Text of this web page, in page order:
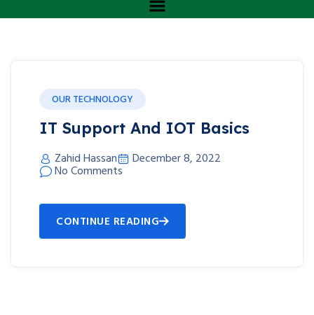
OUR TECHNOLOGY
IT Support And IOT Basics
Zahid Hassan December 8, 2022
No Comments
CONTINUE READING